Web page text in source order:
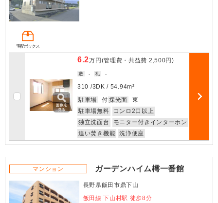
宅配ボックス
6.2万円(管理費・共益費 2,500円)
敷 - 礼 -
310 /3DK / 54.94m²
駐車場
付 採光面
東
駐車場無料
コンロ2口以上
独立洗面台
モニター付きインターホン
追い焚き機能 洗浄便座
マンション ガーデンハイム樗一番館
長野県飯田市鼎下山
飯田線 下山村駅 徒歩8分